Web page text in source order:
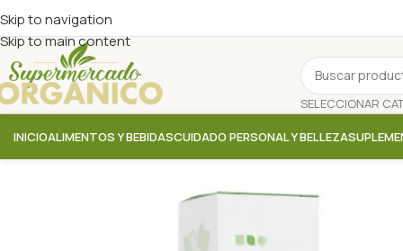
Skip to navigation
Skip to main content
INICIOALIMENTOS Y BEBIDASCUIDADO PERSONAL Y BELLEZA